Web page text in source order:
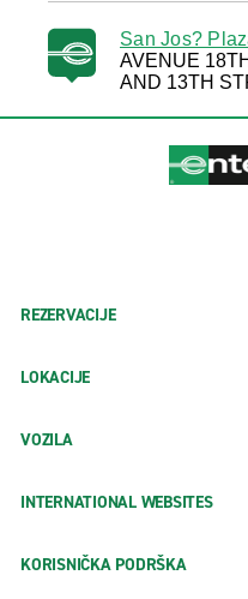
San Jos?
AVENUE
AND 13TH
REZERVACIJE
LOKACIJE
VOZILA
INTERNATIONAL WEBSITES
KORISNIČKA PODRŠKA